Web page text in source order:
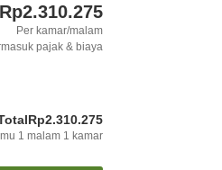
Rp2.310.275
Per kamar/malam
pajak & biaya
Rp2.310.275
1 malam 1 kamar